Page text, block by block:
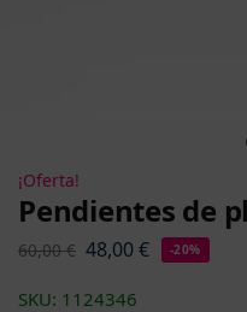
¡Oferta!
Pendientes de
60,00€ 48,00€ -20%
SKU: 1124346